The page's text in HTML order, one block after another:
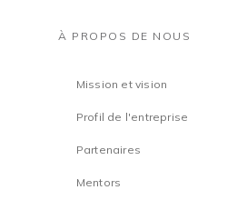
À PROPOS DE NOUS
Mission et vision
Profil de l'entreprise
Partenaires
Mentors